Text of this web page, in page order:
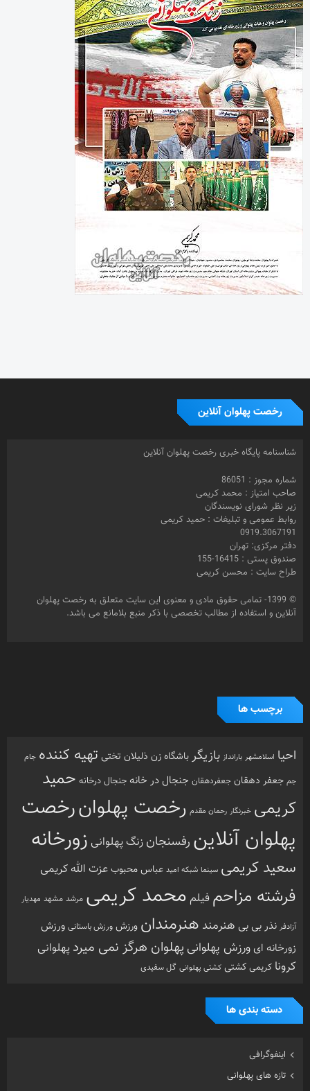
رخصت پهلوان آنلاین
شناسنامه پایگاه خبری رخصت پهلوان آنلاین
شماره مجوز : 86051
صاحب امتیاز : محمد کریمی
زیر نظر شورای نویسندگان
روابط عمومی و تبلیغات : حمید کریمی
0919.3067191
دفتر مرکزی: تهران
صندوق پستی : 16415-155
طراح سایت : محسن کریمی
© 1399- تمامی حقوق مادی و معنوی این سایت متعلق به رخصت پهلوان
آنلاین و استفاده از مطالب تخصصی با ذکر منبع بلامانع می باشد.
برچسب ها
احیا اسلامشهر بارانداز بازیگرباشگاه زن ذلیلان تختی تهیه کننده جام
جم جعفر دهقان جعفردهقان جنجال در خانه جنجال درخانه حمید
کریمی خبرنگار رحمان مقدم رخصت پهلوانرخصت
پهلوان آنلاین رفسنجان زنگ پهلوانی زورخانه
سعید کریمی سینما شبکه امید عباس محبوبعزت الله کریمی
فرشته مزاحمفیلم محمد کریمی مرشد مشهد مهدیار
آزادفر نذر بی بی هنرمند هنرمندان ورزش ورزش باستانی ورزش
زورخانه ای ورزش پهلوانی پهلوان هرگز نمی میرد پهلوانی
کرونا کریمی کشتی کشتی پهلوانی گل سفیدی
دسته بندی ها
اینفوگرافی
تازه های پهلوانی